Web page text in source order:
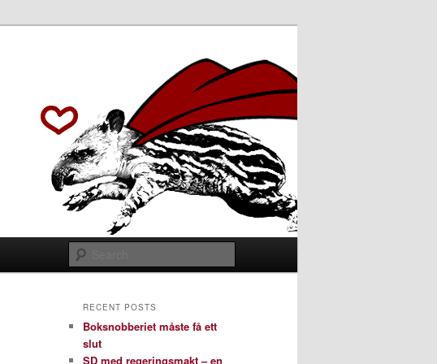
RECENT POSTS
Boksnobberiet måste få ett
slut
SD med regeringsmakt – en